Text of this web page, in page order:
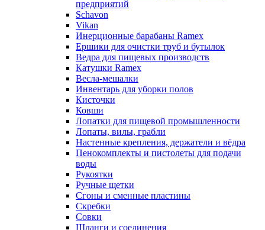
предприятий
Schavon
Vikan
Инерционные барабаны Ramex
Ершики для очистки труб и бутылок
Ведра для пищевых производств
Катушки Ramex
Весла-мешалки
Инвентарь для уборки полов
Кисточки
Ковши
Лопатки для пищевой промышленности
Лопаты, вилы, грабли
Настенные крепления, держатели и вёдра
Пенокомплекты и пистолеты для подачи
воды
Рукоятки
Ручные щетки
Сгоны и сменные пластины
Скребки
Совки
Шланги и соединения